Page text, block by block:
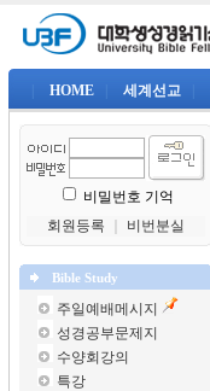
HOME 세계선교
비밀번호 기억
회원등록
비번분실
Bible Study
주일예배메시지
성경공부문제지
수양회강의
특강